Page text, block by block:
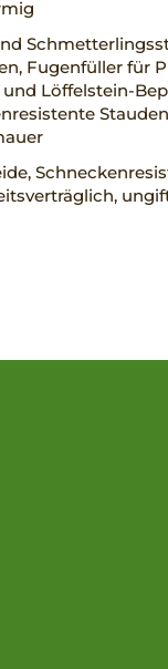
Fugenfüller für
Löffelstein-